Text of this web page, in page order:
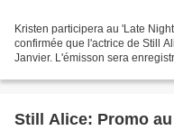
Kristen participera au 'Late
confirmée que l'actrice de Still
Janvier. L'émisson sera
Still Alice: Promo